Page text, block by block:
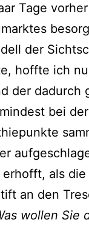
Tage
der
hoffte ich
der dadurch
bei
als die
an den
wollen Sie